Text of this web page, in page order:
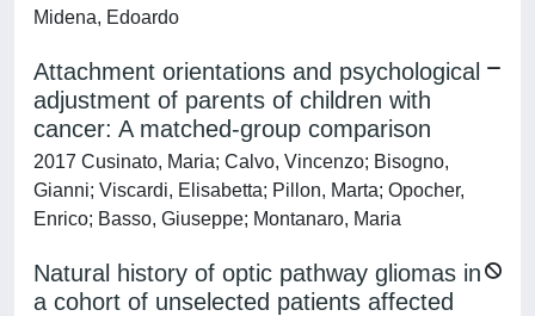
Midena, Edoardo
Attachment orientations and psychological
adjustment of parents of children with
cancer: A matched-group comparison
2017 Cusinato, Maria; Calvo, Vincenzo; Bisogno,
Gianni; Viscardi, Elisabetta; Pillon, Marta; Opocher,
Enrico; Basso, Giuseppe; Montanaro, Maria
Natural history of optic pathway gliomas in
a cohort of unselected patients affected